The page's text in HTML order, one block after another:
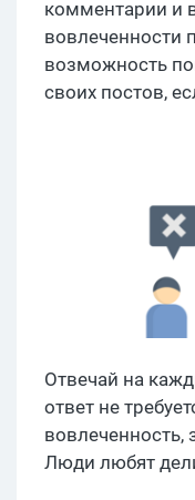
комментарии и
вовлеченности
возможность
своих постов,
Отвечай на
ответ не
вовлеченность,
Люди любят